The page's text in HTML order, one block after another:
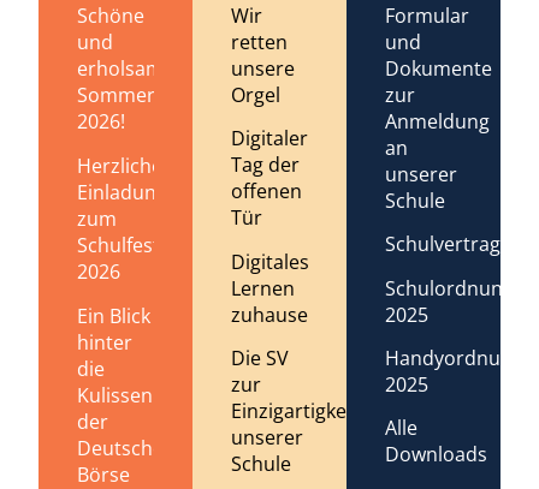
Schöne
und
erholsame
Sommerferien
2026!
Herzliche
Einladung
zum
Schulfest
2026
Ein Blick
hinter
die
Kulissen
der
Deutschen
Börse
Wir
retten
unsere
Orgel
Digitaler
Tag der
offenen
Tür
Digitales
Lernen
zuhause
Die SV
zur
Einzigartigkeit
unserer
Schule
Formular
und
Dokumente
zur
Anmeldung
an
unserer
Schule
Schulvertrag
Schulordnung
2025
Handyordnung
2025
Alle
Downloads